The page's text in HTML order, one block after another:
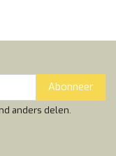
Abonneer
anders delen.